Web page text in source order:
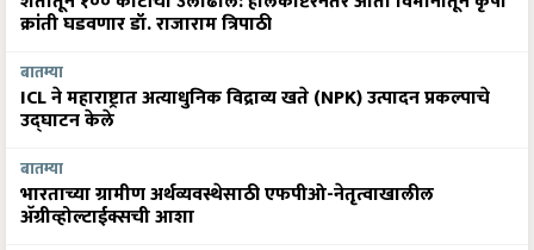
क्रांती घडवणार डॉ. राजाराम त्रिपाठी
बातम्या
ICL ने महाराष्ट्रात अत्याधुनिक विद्राव्य खते (NPK) उत्पादन प्रकल्पाचे
उद्घाटन केले
बातम्या
भारताच्या ग्रामीण अर्थव्यवस्थेसाठी एफपीओ-नेतृत्वाखालील
अ‍ॅग्रीव्होल्टाईक्सची आशा